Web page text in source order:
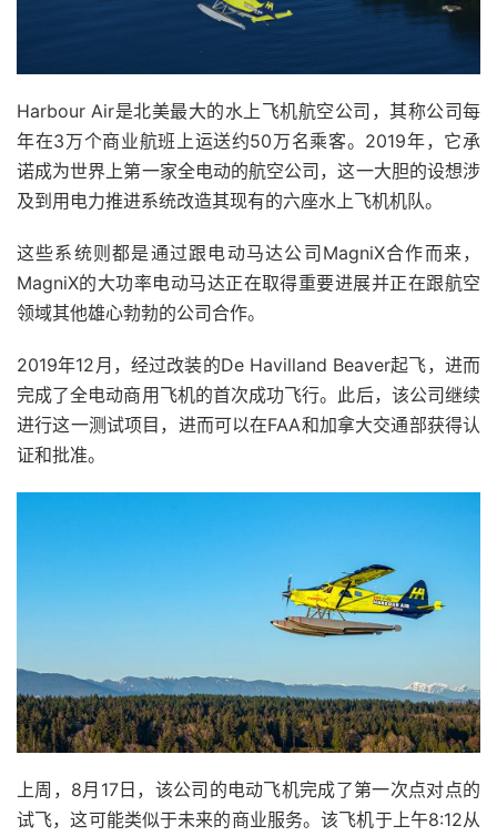
Harbour Air是北美最大的水上飞机航空公司，其称公司每
年在3万个商业航班上运送约50万名乘客。2019年，它承
诺成为世界上第一家全电动的航空公司，这一大胆的设想涉
及到用电力推进系统改造其现有的六座水上飞机机队。
这些系统则都是通过跟电动马达公司MagniX合作而来，
MagniX的大功率电动马达正在取得重要进展并正在跟航空
领域其他雄心勃勃的公司合作。
2019年12月，经过改装的De Havilland Beaver起飞，进而
完成了全电动商用飞机的首次成功飞行。此后，该公司继续
进行这一测试项目，进而可以在FAA和加拿大交通部获得认
证和批准。
上周，8月17日，该公司的电动飞机完成了第一次点对点的
试飞，这可能类似于未来的商业服务。该飞机于上午8:12从